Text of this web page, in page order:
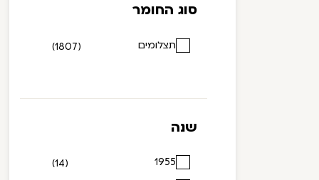
סוג החומר
תצלומים (1807)
שנה
1955
(14)